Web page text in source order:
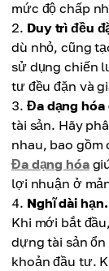
mức độ chấp
Duy trì đều
dù nhỏ, cũng
sử dụng chiến
tư đều đặn và
Đa dạng hóa
tài sản. Hãy
nhau, bao gồm
Đa dạng hóa
lợi nhuận ở
Nghĩ dài hạn.
Khi mới bắt
dựng tài sản
khoản đầu tư.